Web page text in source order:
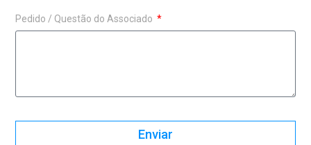
Pedido / Questão do Associado
Enviar